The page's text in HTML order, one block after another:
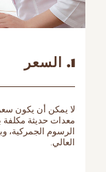
1. السعر
لا يمكن أن يكون
معدات حديثة مكلفة
الرسوم الجمركية،
العالي.